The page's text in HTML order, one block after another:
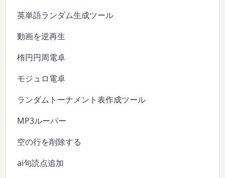
英単語ランダム生成ツール
動画を逆再生
楕円円周電卓
モジュロ電卓
ランダムトーナメント表作成ツール
MP3ルーパー
空の行を削除する
ai句読点追加